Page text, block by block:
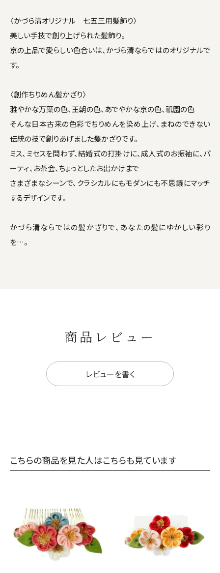
〈かづら清オリジナル 七五三用髪飾り〉
美しい手技で創り上げられた髪飾り。
京の上品で愛らしい色合いは、かづら清ならではのオリジナルで
す。
〈創作ちりめん髪かざり〉
雅やかな万葉の色、王朝の色、あでやかな京の色、祇園の色
そんな日本古来の色彩でちりめんを染め上げ、まねのできない
伝統の技で創りあげました髪かざりです。
ミス、ミセスを問わず、結婚式の打掛けに、成人式のお振袖に、パ
ーティ、お茶会、ちょっとしたお出かけまで
さまざまなシーンで、クラシカルにもモダンにも不思議にマッチ
するデザインです。
かづら清ならではの髪かざりで、あなたの髪にゆかしい彩り
を…。
商品レビュー
レビューを書く
こちらの商品を見た人はこちらも見ています